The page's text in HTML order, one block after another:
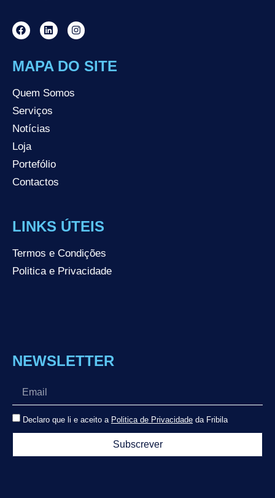
MAPA DO SITE
Quem Somos
Serviços
Notícias
Loja
Portefólio
Contactos
LINKS ÚTEIS
Termos e Condições
Politica e Privacidade
NEWSLETTER
Declaro que li e aceito a Politica de Privacidade da Fribila
Subscrever